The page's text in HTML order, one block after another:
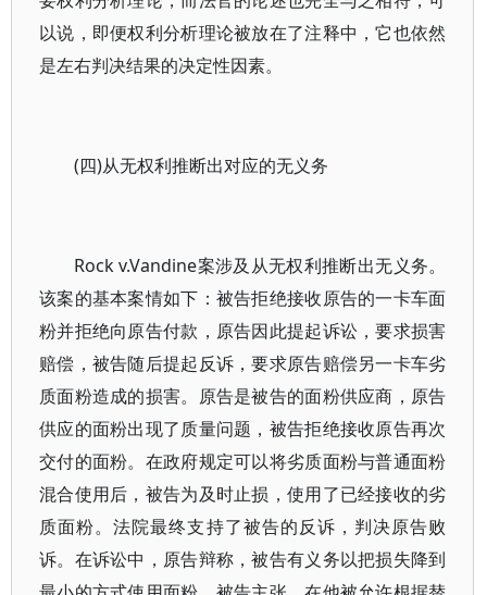
以说，即便权利分析理论被放在了注释中，它也依然
是左右判决结果的决定性因素。
(四)从无权利推断出对应的无义务
Rock v.Vandine案涉及从无权利推断出无义务。
该案的基本案情如下：被告拒绝接收原告的一卡车面
粉并拒绝向原告付款，原告因此提起诉讼，要求损害
赔偿，被告随后提起反诉，要求原告赔偿另一卡车劣
质面粉造成的损害。原告是被告的面粉供应商，原告
供应的面粉出现了质量问题，被告拒绝接收原告再次
交付的面粉。在政府规定可以将劣质面粉与普通面粉
混合使用后，被告为及时止损，使用了已经接收的劣
质面粉。法院最终支持了被告的反诉，判决原告败
诉。在诉讼中，原告辩称，被告有义务以把损失降到